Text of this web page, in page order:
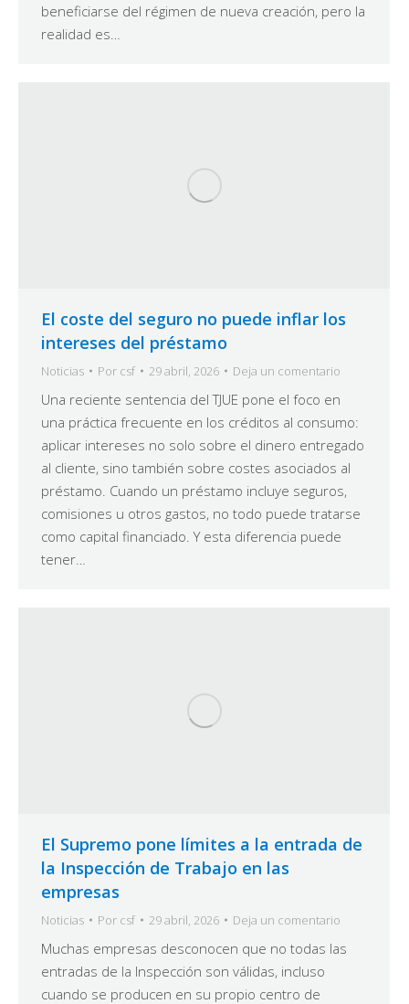
beneficiarse del régimen de nueva creación, pero la
realidad es…
El coste del seguro no puede inflar los
intereses del préstamo
Noticias Por csf 29 abril, 2026 Deja un comentario
Una reciente sentencia del TJUE pone el foco en
una práctica frecuente en los créditos al consumo:
aplicar intereses no solo sobre el dinero entregado
al cliente, sino también sobre costes asociados al
préstamo. Cuando un préstamo incluye seguros,
comisiones u otros gastos, no todo puede tratarse
como capital financiado. Y esta diferencia puede
tener…
El Supremo pone límites a la entrada de
la Inspección de Trabajo en las
empresas
Noticias Por csf 29 abril, 2026 Deja un comentario
Muchas empresas desconocen que no todas las
entradas de la Inspección son válidas, incluso
cuando se producen en su propio centro de